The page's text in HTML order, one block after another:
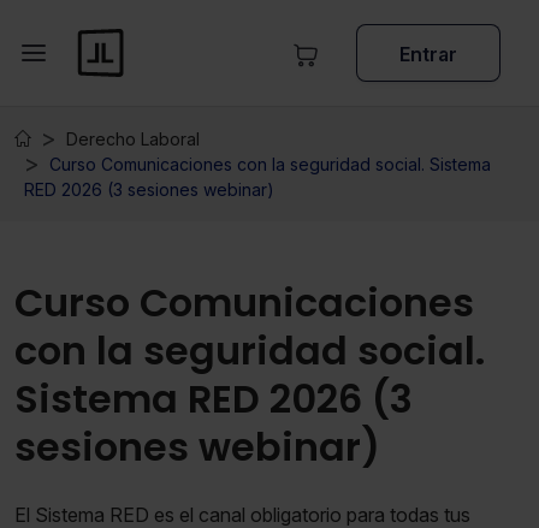
Entrar
Derecho Laboral
Curso Comunicaciones con la seguridad social. Sistema
RED 2026 (3 sesiones webinar)
Curso Comunicaciones
con la seguridad social.
Sistema RED 2026 (3
sesiones webinar)
El Sistema RED es el canal obligatorio para todas tus